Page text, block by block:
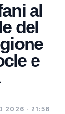
al
del
e
2026 · 21:56